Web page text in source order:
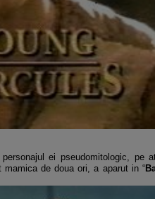
ei pseudomitologic, pe
de doua ori, a aparut in “